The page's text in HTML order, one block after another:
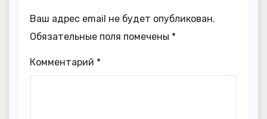
Ваш адрес email не будет опубликован.
Обязательные поля помечены *
Комментарий *